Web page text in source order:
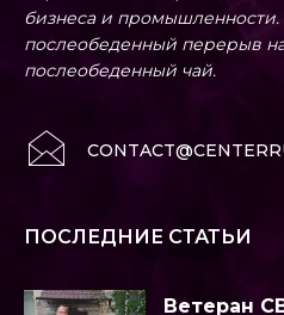
бизнеса и промышленности.
послеобеденный перерыв
послеобеденный чай.
ПОСЛЕДНИЕ СТАТЬИ
Ветеран